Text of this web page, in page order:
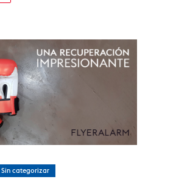
Sin categorizar